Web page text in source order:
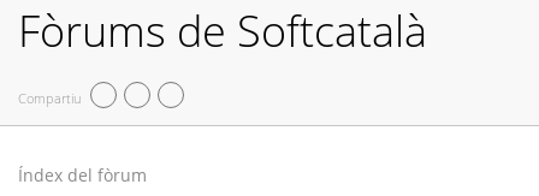
Fòrums de Softcatalà
Compartiu
Índex del fòrum